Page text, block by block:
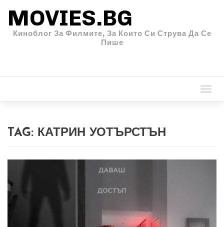
MOVIES.BG
Киноблог За Филмите, За Които Си Струва Да Се
Пише
TAG: КАТРИН УОТЪРСТЪН